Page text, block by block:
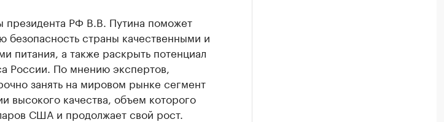
президента РФ В.В. Путина поможет
безопасность страны качественными и
питания, а также раскрыть потенциал
России. По мнению экспертов,
занять на мировом рынке сегмент
высокого качества, объем которого
США и продолжает свой рост.